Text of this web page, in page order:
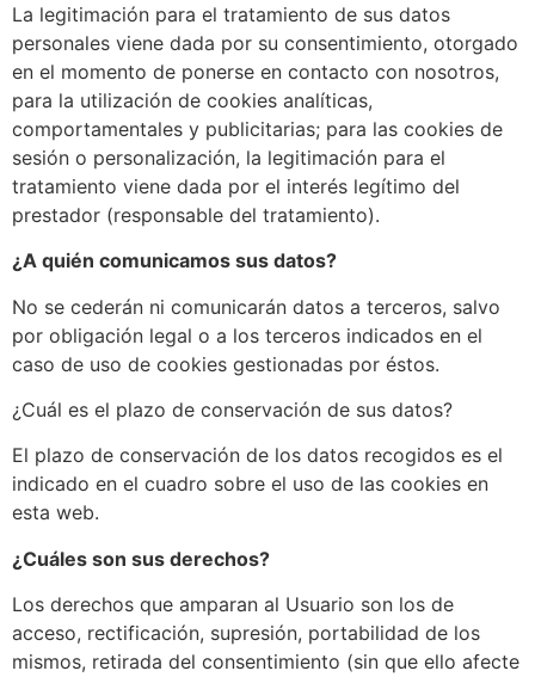
La legitimación para el tratamiento de sus datos
personales viene dada por su consentimiento, otorgado
en el momento de ponerse en contacto con nosotros,
para la utilización de cookies analíticas,
comportamentales y publicitarias; para las cookies de
sesión o personalización, la legitimación para el
tratamiento viene dada por el interés legítimo del
prestador (responsable del tratamiento).
¿A quién comunicamos sus datos?
No se cederán ni comunicarán datos a terceros, salvo
por obligación legal o a los terceros indicados en el
caso de uso de cookies gestionadas por éstos.
¿Cuál es el plazo de conservación de sus datos?
El plazo de conservación de los datos recogidos es el
indicado en el cuadro sobre el uso de las cookies en
esta web.
¿Cuáles son sus derechos?
Los derechos que amparan al Usuario son los de
acceso, rectificación, supresión, portabilidad de los
mismos, retirada del consentimiento (sin que ello afecte